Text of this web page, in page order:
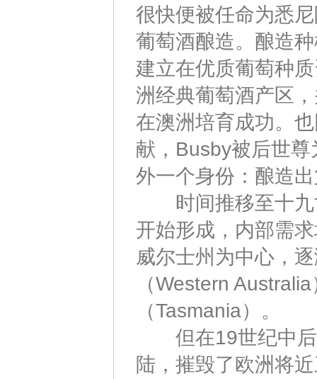
很快便被任命为悉
葡萄酒酿造。酿造
建立在优质葡萄种
洲经典葡萄酒产区
在澳洲培育成功。
献，Busby被后世
外一个身份：酿造
时间推移至十九
开始形成，内部需
威尔士州为中心，
（Western
（Tasmania）。
但在19世纪中后
陆，摧毁了欧洲将